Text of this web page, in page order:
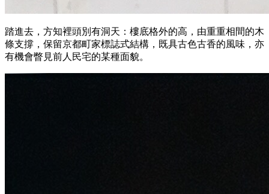
踏進去，方知裡頭別有洞天：樓底格外的高，由重重相間的木
條支撐，保留京都町家標誌式結構，既具古色古香的風味，亦
有機會瞥見前人民宅的某種面貌。